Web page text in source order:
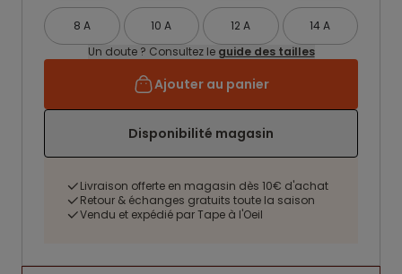
8 A 10 A 12 A
14 A
Un doute ? Consultez le guide des tailles
Ajouter au panier
Disponibilité magasin
Livraison offerte en magasin dès 10€ d'achat
Retour & échanges gratuits toute la saison
Vendu et expédié par Tape à l'Oeil